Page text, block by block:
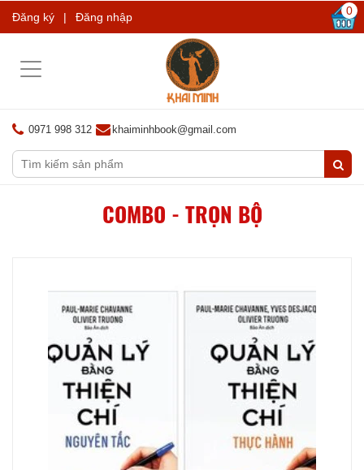
Đăng ký | Đăng nhập 0
Toggle
0971 998 312 khaiminhbook@gmail.com
COMBO - TRỌN BỘ